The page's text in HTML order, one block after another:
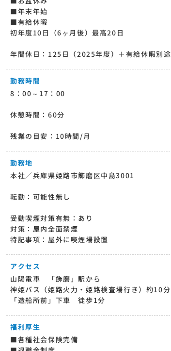
■年末年始
■有給休暇
初年度10日（6ヶ月後）最高20日
年間休日：125日（2025年度）＋有給休暇別途
勤務時間
8：00～17：00
休憩時間：60分
残業の目安：10時間/月
勤務地
本社／兵庫県姫路市飾磨区中島3001
転勤：可能性無し
受動喫煙対策有無：あり
対策：屋内全面禁煙
特記事項：屋外に喫煙場設置
アクセス
山陽電車 「飾磨」駅から
神姫バス（姫路火力・姫路検査場行き）約10分
「造船所前」下車 徒歩1分
福利厚生
■各種社会保険完備